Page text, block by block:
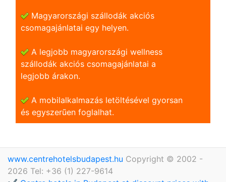
Magyarországi szállodák akciós
csomagajánlatai egy helyen.
A legjobb magyarországi wellness
szállodák akciós csomagajánlatai a
legjobb árakon.
A mobilalkalmazás letöltésével gyorsan
és egyszerũen foglalhat.
www.centrehotelsbudapest.hu Copyright © 2002 -
2026 Tel: +36 (1) 227-9614